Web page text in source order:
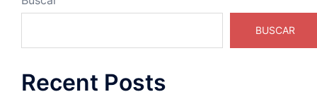
BUSCAR
Recent Posts